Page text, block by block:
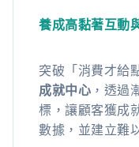
養成高黏著互動
突破「消費才給
成就中心 ，透過
標，讓顧客獲成
數據，並建立難